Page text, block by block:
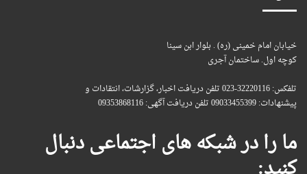
خیابان امام خمینی (ره) . بلوار ابن سینا
کوچه اول. ساختمان آجری
تلفکس: 32220116-023 تلفن دریافت اخبار، گزارشات، انتقادات و
پیشنهادات: 09033455399 تلفن دریافت آگهی: 09353868116
ما را در شبکه های اجتماعی دنبال